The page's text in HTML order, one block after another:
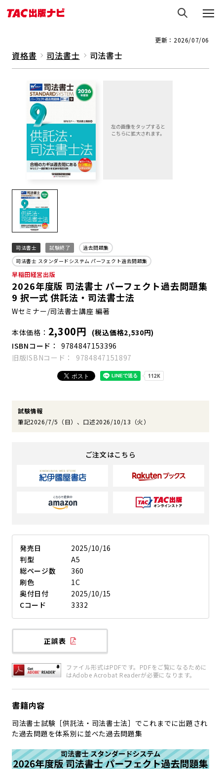
更新：2026/07/06
資格書 司法書士 司法書士
司法書士 試験終了
過去問題集
司法書士 スタンダードシステム パーフェクト過去問題集
早稲田経営出版
2026年度版 司法書士 パーフェクト過去問題集
9 択一式 供託法・司法書士法
Wセミナー/司法書士講座 編著
本体価格 2,300円
(税込価格2,530円)
ISBNコード
9784847153396
旧版ISBNコード
9784847151897
試験情報
筆記2026/7/5（日）、口述2026/10/13（火）
ご注文はこちら
発売日
2025/10/16
判型
A5
総ページ数
360
刷色
1C
奥付日付
2025/10/15
Cコード
3332
正誤表
ファイル形式はPDFです。PDFをご覧になるために
はAdobe Acrobat Readerが必要になります。
書籍内容
司法書士試験［供託法・司法書士法］でこれまでに出題され
た過去問題を体系別に並べた過去問題集